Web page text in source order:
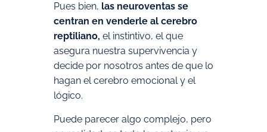
Pues bien, las neuroventas se
centran en venderle al cerebro
reptiliano, el instintivo, el que
asegura nuestra supervivencia y
decide por nosotros antes de que lo
hagan el cerebro emocional y el
lógico.
Puede parecer algo complejo, pero